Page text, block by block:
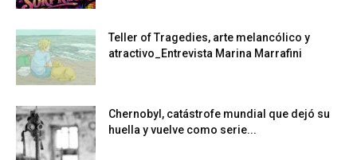
Teller of Tragedies, arte melancólico y
atractivo_Entrevista Marina Marrafini
Chernobyl, catástrofe mundial que dejó su
huella y vuelve como serie...